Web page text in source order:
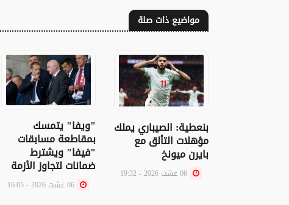
مواضيع ذات صلة
بنعطية: الصيباري يملك
مؤهلات التألق مع
بايرن ميونخ
"ويفا" يتمسك
بمقاطعة مسابقات
"فيفا" ويشترط
ضمانات لتجاوز الأزمة